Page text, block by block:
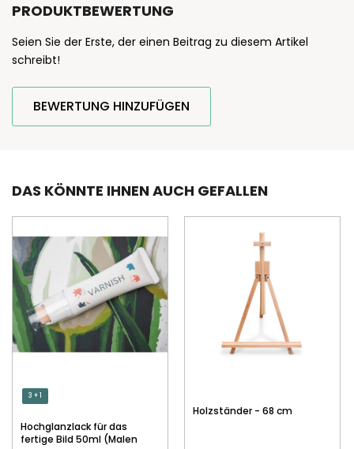
PRODUKTBEWERTUNG
Seien Sie der Erste, der einen Beitrag zu diesem Artikel
schreibt!
BEWERTUNG HINZUFÜGEN
DAS KÖNNTE IHNEN AUCH GEFALLEN
3 + 1
Hochglanzlack für das
fertige Bild 50ml (Malen
Holzständer - 68 cm